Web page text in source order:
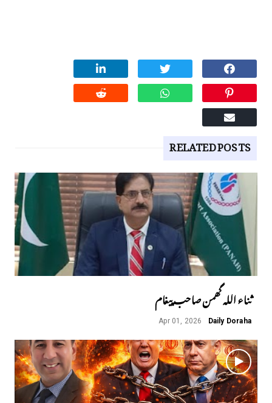
RELATED POSTS
ثناء اللہ گھمن صاحب پیغام
Daily Doraha
Apr 01, 2026